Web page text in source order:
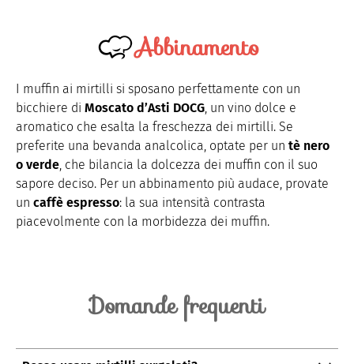
Abbinamento
I muffin ai mirtilli si sposano perfettamente con un
bicchiere di Moscato d’Asti DOCG, un vino dolce e
aromatico che esalta la freschezza dei mirtilli. Se
preferite una bevanda analcolica, optate per un tè nero
o verde, che bilancia la dolcezza dei muffin con il suo
sapore deciso. Per un abbinamento più audace, provate
un caffè espresso: la sua intensità contrasta
piacevolmente con la morbidezza dei muffin.
Domande frequenti